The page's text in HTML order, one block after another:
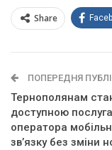
Share
ПОПЕРЕДНЯ
Тернополянам
доступною
оператора
зв’язку без зміни